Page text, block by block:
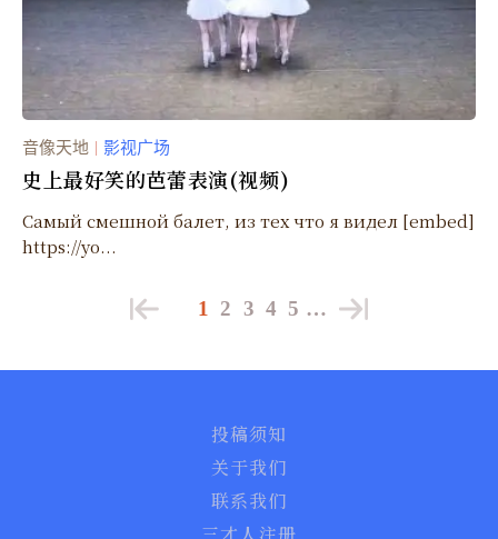
音像天地 ｜ 影视广场
史上最好笑的芭蕾表演(视频)
Самый смешной балет, из тех что я видел [embed]
https://yo...
1 2 3 4 5 …
投稿须知
关于我们
联系我们